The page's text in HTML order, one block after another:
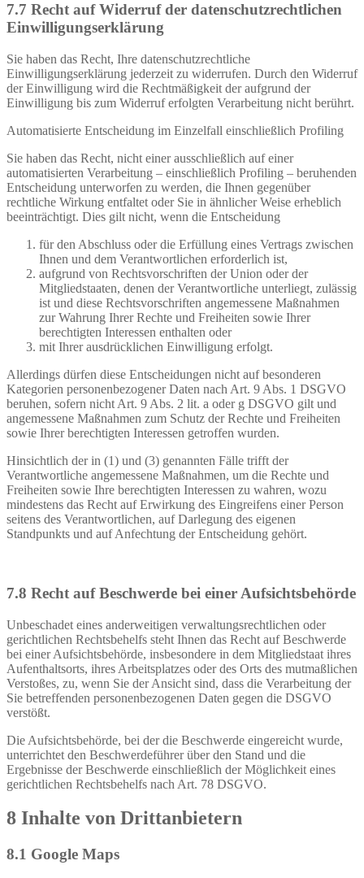
7.7 Recht auf Widerruf der datenschutzrechtlichen
Einwilligungserklärung
Sie haben das Recht, Ihre datenschutzrechtliche
Einwilligungserklärung jederzeit zu widerrufen. Durch den Widerruf
der Einwilligung wird die Rechtmäßigkeit der aufgrund der
Einwilligung bis zum Widerruf erfolgten Verarbeitung nicht berührt.
Automatisierte Entscheidung im Einzelfall einschließlich Profiling
Sie haben das Recht, nicht einer ausschließlich auf einer
automatisierten Verarbeitung – einschließlich Profiling – beruhenden
Entscheidung unterworfen zu werden, die Ihnen gegenüber
rechtliche Wirkung entfaltet oder Sie in ähnlicher Weise erheblich
beeinträchtigt. Dies gilt nicht, wenn die Entscheidung
für den Abschluss oder die Erfüllung eines Vertrags zwischen
Ihnen und dem Verantwortlichen erforderlich ist,
aufgrund von Rechtsvorschriften der Union oder der
Mitgliedstaaten, denen der Verantwortliche unterliegt, zulässig
ist und diese Rechtsvorschriften angemessene Maßnahmen
zur Wahrung Ihrer Rechte und Freiheiten sowie Ihrer
berechtigten Interessen enthalten oder
mit Ihrer ausdrücklichen Einwilligung erfolgt.
Allerdings dürfen diese Entscheidungen nicht auf besonderen
Kategorien personenbezogener Daten nach Art. 9 Abs. 1 DSGVO
beruhen, sofern nicht Art. 9 Abs. 2 lit. a oder g DSGVO gilt und
angemessene Maßnahmen zum Schutz der Rechte und Freiheiten
sowie Ihrer berechtigten Interessen getroffen wurden.
Hinsichtlich der in (1) und (3) genannten Fälle trifft der
Verantwortliche angemessene Maßnahmen, um die Rechte und
Freiheiten sowie Ihre berechtigten Interessen zu wahren, wozu
mindestens das Recht auf Erwirkung des Eingreifens einer Person
seitens des Verantwortlichen, auf Darlegung des eigenen
Standpunkts und auf Anfechtung der Entscheidung gehört.
7.8 Recht auf Beschwerde bei einer Aufsichtsbehörde
Unbeschadet eines anderweitigen verwaltungsrechtlichen oder
gerichtlichen Rechtsbehelfs steht Ihnen das Recht auf Beschwerde
bei einer Aufsichtsbehörde, insbesondere in dem Mitgliedstaat ihres
Aufenthaltsorts, ihres Arbeitsplatzes oder des Orts des mutmaßlichen
Verstoßes, zu, wenn Sie der Ansicht sind, dass die Verarbeitung der
Sie betreffenden personenbezogenen Daten gegen die DSGVO
verstößt.
Die Aufsichtsbehörde, bei der die Beschwerde eingereicht wurde,
unterrichtet den Beschwerdeführer über den Stand und die
Ergebnisse der Beschwerde einschließlich der Möglichkeit eines
gerichtlichen Rechtsbehelfs nach Art. 78 DSGVO.
8 Inhalte von Drittanbietern
8.1 Google Maps